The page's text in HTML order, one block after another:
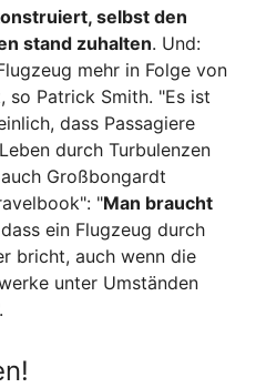
selbst den
stand zuhalten. Und:
mehr in Folge von
so Patrick Smith. "Es ist
dass Passagiere
durch Turbulenzen
Großbongardt
"Man braucht
ein Flugzeug durch
bricht, auch wenn die
unter Umständen